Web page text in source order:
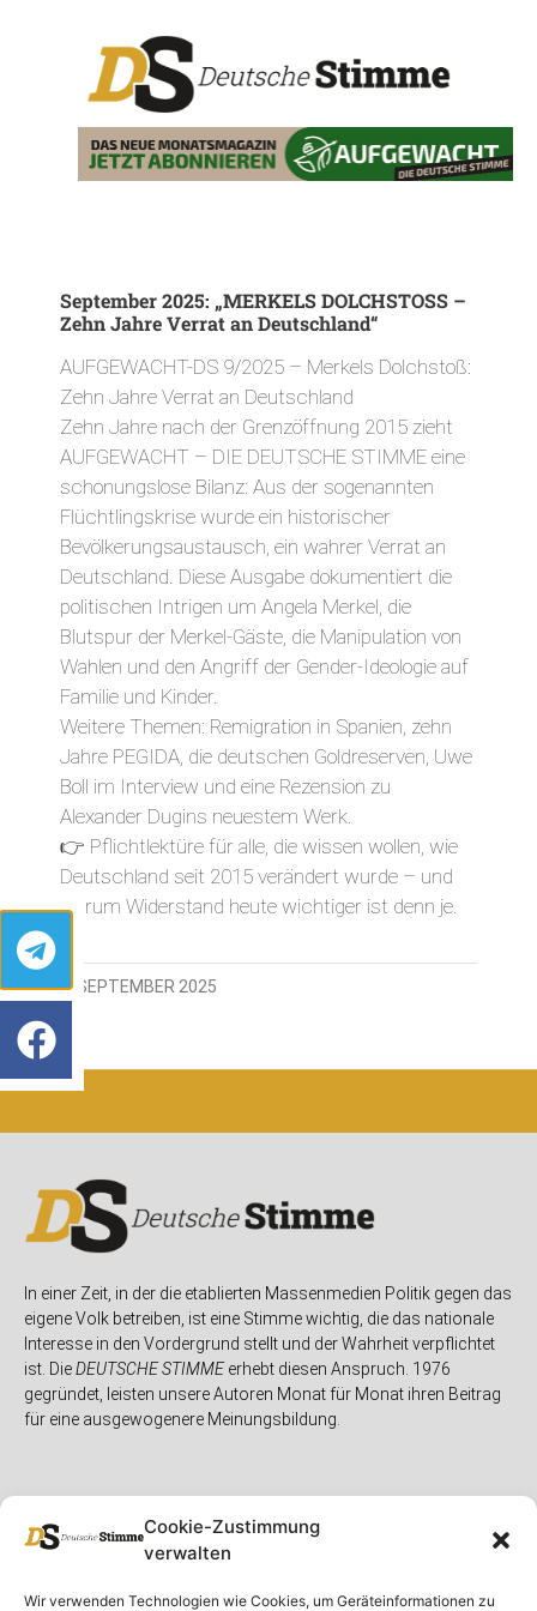
Cookie-Zustimmung
verwalten
Wir verwenden Technologien wie Cookies, um Geräteinformationen zu
September 2025: „MERKELS DOLCHSTOSS –
Zehn Jahre Verrat an Deutschland“
AUFGEWACHT-DS 9/2025 – Merkels Dolchstoß:
Zehn Jahre Verrat an Deutschland
Zehn Jahre nach der Grenzöffnung 2015 zieht
AUFGEWACHT – DIE DEUTSCHE STIMME eine
schonungslose Bilanz: Aus der sogenannten
Flüchtlingskrise wurde ein historischer
Bevölkerungsaustausch, ein wahrer Verrat an
Deutschland. Diese Ausgabe dokumentiert die
politischen Intrigen um Angela Merkel, die
Blutspur der Merkel-Gäste, die Manipulation von
Wahlen und den Angriff der Gender-Ideologie auf
Familie und Kinder.
Weitere Themen: Remigration in Spanien, zehn
Jahre PEGIDA, die deutschen Goldreserven, Uwe
Boll im Interview und eine Rezension zu
Alexander Dugins neuestem Werk.
👉 Pflichtlektüre für alle, die wissen wollen, wie
Deutschland seit 2015 verändert wurde – und
warum Widerstand heute wichtiger ist denn je.
5. SEPTEMBER 2025
In einer Zeit, in der die etablierten Massenmedien Politik gegen das
eigene Volk betreiben, ist eine Stimme wichtig, die das nationale
Interesse in den Vordergrund stellt und der Wahrheit verpflichtet
ist. DieDEUTSCHE STIMMEerhebt diesen Anspruch. 1976
gegründet, leisten unsere Autoren Monat für Monat ihren Beitrag
für eine ausgewogenere Meinungsbildung.
Unser MagazinRubriken Rechtliches